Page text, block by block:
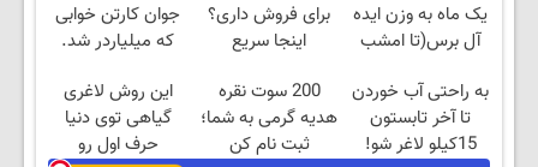
یک ماه به وزن ایده
آل برس(تا امشب
برای فروش داری؟
اینجا سریع
جوان کارتن خوابی
که میلیاردر شد.
به راحتی آب خوردن
تا آخر تابستون
15کیلو لاغر شو!
200 سوت نقره
هدیه گرمی به شما؛
ثبت نام کن
این روش لاغری
گیاهی توی دنیا
حرف اول رو